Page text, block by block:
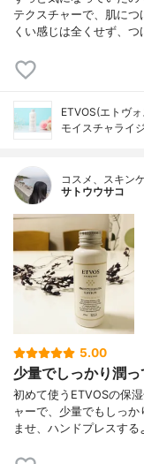
テクスチャーで、肌に
くい感じは全くせず、
ETVOS(エトヴォ
モイスチャライ
コスメ、スキン
サトウウサコ
5.00
少量でしっかり潤っ
初めて使うETVOSの保
ャーで、少量でもしっ
ませ、ハンドプレスす